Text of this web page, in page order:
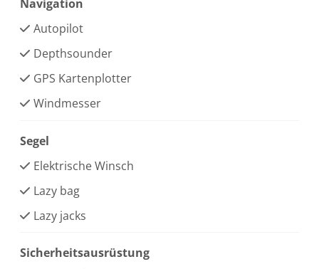
Navigation
Autopilot
Depthsounder
GPS Kartenplotter
Windmesser
Segel
Elektrische Winsch
Lazy bag
Lazy jacks
Sicherheitsausrüstung